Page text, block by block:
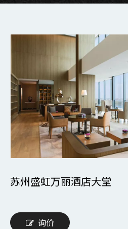
苏州盛虹万丽酒店大堂
询价